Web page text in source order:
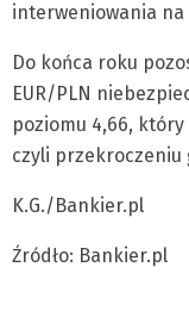
interweniowania
Do końca roku
EUR/PLN
poziomu 4,66,
czyli przekroczeniu
K.G./Bankier.pl
Źródło: Bankier.pl